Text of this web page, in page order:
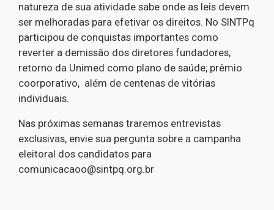
natureza de sua atividade sabe onde as leis devem
ser melhoradas para efetivar os direitos. No SINTPq
participou de conquistas importantes como
reverter a demissão dos diretores fundadores;
retorno da Unimed como plano de saúde; prêmio
coorporativo, além de centenas de vitórias
individuais.
Nas próximas semanas traremos entrevistas
exclusivas, envie sua pergunta sobre a campanha
eleitoral dos candidatos para
comunicacaoo@sintpq.org.br